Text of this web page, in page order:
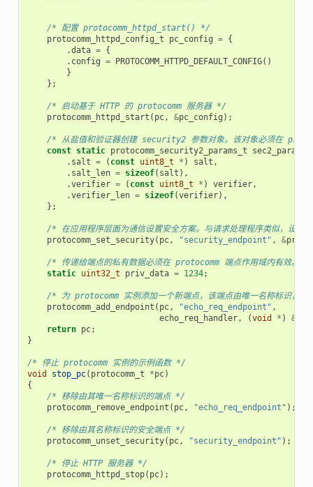
/* 配置 protocomm_httpd_start() */
protocomm_httpd_config_t
pc_config = {
.data = {
. config = PROTOCOMM_HTTPD_DEFAULT_CONFIG()
}
};
/* 启动基于 HTTP 的 protocomm 服务器 */
protocomm_httpd_start ( pc, &pc_config );
/* 从盐值和验证器创建 security2 参数对象。该对象必须在
const static protocomm_security2_params_t sec2_params
. salt = ( const uint8_t * ) salt ,
. salt_len = sizeof( salt ),
.verifier = ( const uint8_t * ) verifier,
.verifier_len = sizeof(verifier),
};
/* 在应用程序层面为通信设置安全方案。与请求处理程序类似，设
protocomm_set_security( pc, "security_endpoint" , &
/* 传递给端点的私有数据必须在 protocomm 端点作用域内有效。该
static uint32_t priv_data = 1234;
/* 为 protocomm 实例添加一个新端点，该端点由唯一名称标识，再
protocomm_add_endpoint ( pc, "echo_req_endpoint" ,
echo_req_handler, (void * ) &
return pc;
}
/* 停止 protocomm 实例的示例函数 */
void
stop_pc( protocomm_t *pc)
{
/* 移除由其唯一名称标识的端点 */
protocomm_remove_endpoint ( pc, "echo_req_endpoint" );
/* 移除由其名称标识的安全端点 */
protocomm_unset_security( pc, "security_endpoint" );
/* 停止 HTTP 服务器 */
protocomm_httpd_stop( pc);